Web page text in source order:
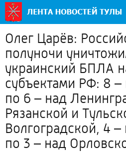
Олег Царёв:
полуночи
украинский БПЛА
субъектами РФ: 8
по 6 – над
Рязанской и
Волгоградской, 4
по 3 – над